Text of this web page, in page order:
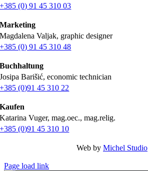
+385 (0) 91 45 310 03
Marketing
Magdalena Valjak, graphic designer
+385 (0) 91 45 310 48
Buchhaltung
Josipa Barišić, economic technician
+385 (0)91 45 310 22
Kaufen
Katarina Vuger, mag.oec., mag.relig.
+385 (0)91 45 310 10
Web by Michel Studio
Page load link